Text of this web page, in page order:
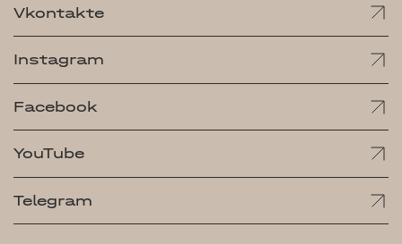
Vkontakte
Instagram
Facebook
YouTube
Telegram